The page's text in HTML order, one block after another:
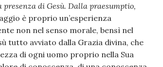
di Gesù. Dalla praesumptio,
è proprio un’esperienza
non nel senso morale, bensì nel
tutto avviato dalla Grazia divina, che
di ogni uomo proprio nella Sua